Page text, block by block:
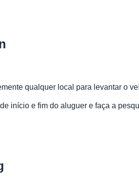
qualquer local para levantar o
início e fim do aluguer e faça a